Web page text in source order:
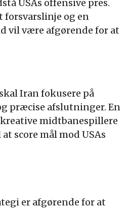
USAs offensive pres.
forsvarslinje og en
vil være afgørende for at
Iran fokusere på
præcise afslutninger. En
midtbanespillere
score mål mod USAs
er afgørende for at